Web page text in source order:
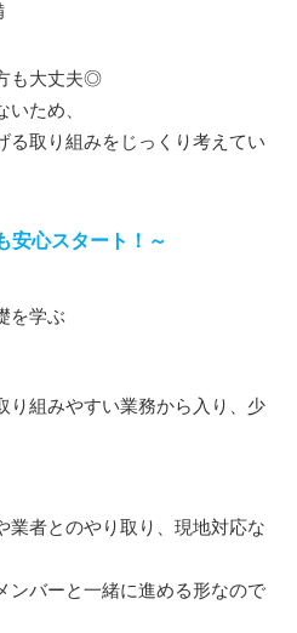
も大丈夫◎
ため、
る取り組みをじっくり考えてい
安心スタート！～
を学ぶ
り組みやすい業務から入り、少
業者とのやり取り、現地対応な
ンバーと一緒に進める形なので